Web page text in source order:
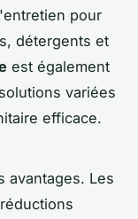
pour
détergents et
est également
variées
efficace.
avantages. Les